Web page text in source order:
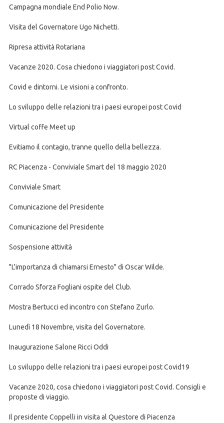
Campagna mondiale End Polio Now.
Visita del Governatore Ugo Nichetti.
Ripresa attività Rotariana
Vacanze 2020. Cosa chiedono i viaggiatori post Covid.
Covid e dintorni. Le visioni a confronto.
Lo sviluppo delle relazioni tra i paesi europei post Covid
Virtual coffe Meet up
Evitiamo il contagio, tranne quello della bellezza.
RC Piacenza - Conviviale Smart del 18 maggio 2020
Conviviale Smart
Comunicazione del Presidente
Comunicazione del Presidente
Sospensione attività
"L'importanza di chiamarsi Ernesto" di Oscar Wilde.
Corrado Sforza Fogliani ospite del Club.
Mostra Bertucci ed incontro con Stefano Zurlo.
Lunedì 18 Novembre, visita del Governatore.
Inaugurazione Salone Ricci Oddi
Lo sviluppo delle relazioni tra i paesi europei post Covid19
Vacanze 2020, cosa chiedono i viaggiatori post Covid. Consigli e
proposte di viaggio.
Il presidente Coppelli in visita al Questore di Piacenza